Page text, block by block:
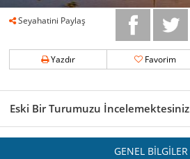
Seyahatini Paylaş
Yazdır Favorim
Eski Bir Turumuzu
GENEL BİLGİLER